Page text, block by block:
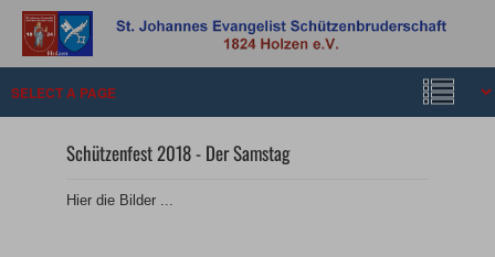
Schützenfest 2018 - Der Samstag
Hier die Bilder ...